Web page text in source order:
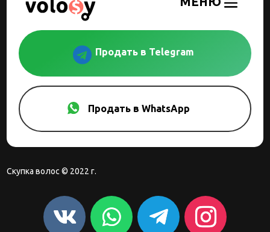
 Продать в Telegram
Продать в WhatsApp
Скупка волос © 2022 г.